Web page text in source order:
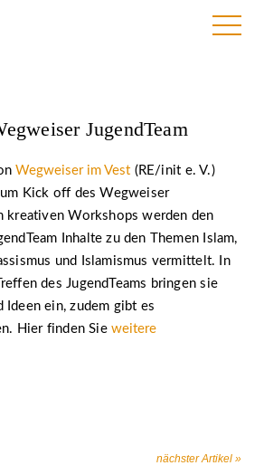
JugendTeam
Wegweiser im Vest (RE/init e. V.)
Kick off des Wegweiser
kreativen Workshops werden den
Inhalte zu den Themen Islam,
und Islamismus vermittelt. In
des JugendTeams bringen sie
Ideen ein, zudem gibt es
Hier finden Sie weitere
nächster Artikel »